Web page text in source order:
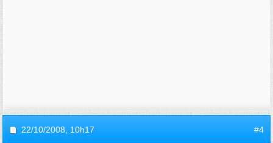
22/10/2008, 10h17 #4